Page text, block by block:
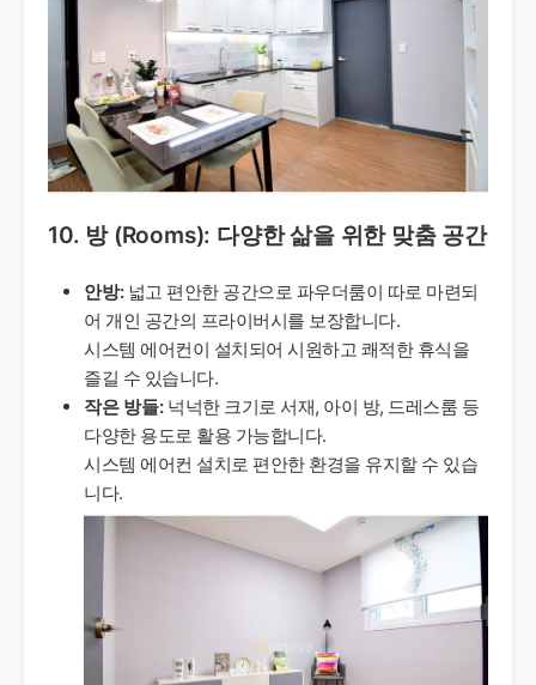
10. 방 (Rooms): 다양한 삶을 위한 맞춤 공간
안방:넓고 편안한 공간으로 파우더룸이 따로 마련되
어 개인 공간의 프라이버시를 보장합니다.
시스템 에어컨이 설치되어 시원하고 쾌적한 휴식을
즐길 수 있습니다.
작은 방들:넉넉한 크기로 서재, 아이 방, 드레스룸 등
다양한 용도로 활용 가능합니다.
시스템 에어컨 설치로 편안한 환경을 유지할 수 있습
니다.